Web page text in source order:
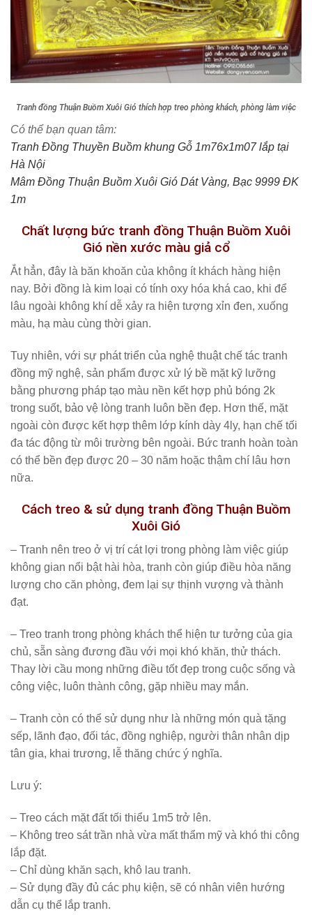
Tranh đồng Thuận Buồm Xuôi Gió thích hợp treo phòng khách, phòng làm việc
Có thể bạn quan tâm:
Tranh Đồng Thuyền Buồm khung Gỗ 1m76x1m07 lắp tại
Hà Nội
Mâm Đồng Thuận Buồm Xuôi Gió Dát Vàng, Bạc 9999 ĐK
1m
Chất lượng bức tranh đồng Thuận Buồm Xuôi
Gió nền xước màu giả cổ
Ắt hẳn, đây là băn khoăn của không ít khách hàng hiện
nay. Bởi đồng là kim loại có tính oxy hóa khá cao, khi để
lâu ngoài không khí dễ xảy ra hiện tượng xỉn đen, xuống
màu, hạ màu cùng thời gian.
Tuy nhiên, với sự phát triển của nghệ thuật chế tác tranh
đồng mỹ nghệ, sản phẩm được xử lý bề mặt kỹ lưỡng
bằng phương pháp tạo màu nền kết hợp phủ bóng 2k
trong suốt, bảo vệ lòng tranh luôn bền đẹp. Hơn thế, mặt
ngoài còn được kết hợp thêm lớp kính dày 4ly, hạn chế tối
đa tác động từ môi trường bên ngoài. Bức tranh hoàn toàn
có thể bền đẹp được 20 – 30 năm hoặc thậm chí lâu hơn
nữa.
Cách treo & sử dụng tranh đồng Thuận Buồm
Xuôi Gió
– Tranh nên treo ở vị trí cát lợi trong phòng làm việc giúp
không gian nổi bật hài hòa, tranh còn giúp điều hòa năng
lượng cho căn phòng, đem lại sự thịnh vượng và thành
đạt.
– Treo tranh trong phòng khách thể hiện tư tưởng của gia
chủ, sẵn sàng đương đầu với mọi khó khăn, thử thách.
Thay lời cầu mong những điều tốt đẹp trong cuộc sống và
công việc, luôn thành công, gặp nhiều may mắn.
– Tranh còn có thể sử dụng như là những món quà tặng
sếp, lãnh đạo, đối tác, đồng nghiệp, người thân nhân dịp
tân gia, khai trương, lễ thăng chức ý nghĩa.
Lưu ý:
– Treo cách mặt đất tối thiểu 1m5 trở lên.
– Không treo sát trần nhà vừa mất thẩm mỹ và khó thi công
lắp đặt.
– Chỉ dùng khăn sạch, khô lau tranh.
– Sử dụng đầy đủ các phụ kiện, sẽ có nhân viên hướng
dẫn cụ thể lắp tranh.